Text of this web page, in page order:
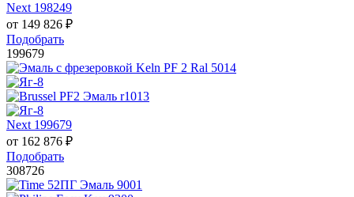
Next 198249
от 149 826 ₽
Подобрать
199679
Next 199679
от 162 876 ₽
Подобрать
308726